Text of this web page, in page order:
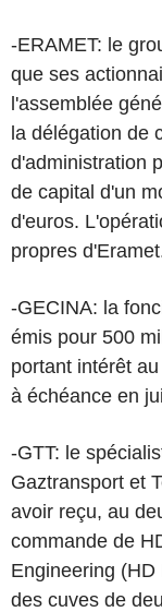
-ERAMET: le
que ses
l'assemblée
la délégation de
d'administration
de capital d'un
d'euros.
propres
-GECINA: la
émis pour 500
portant intérêt
à échéance en
-GTT: le
Gaztransport et
avoir reçu, au
commande de
Engineering
des cuves de